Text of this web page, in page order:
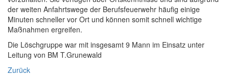
der weiten Anfahrtswege der Berufsfeuerwehr häufig einige
Minuten schneller vor Ort und können somit schnell wichtige
Maßnahmen ergreifen.
Die Löschgruppe war mit insgesamt 9 Mann im Einsatz unter
Leitung von BM T.Grunewald
Zurück